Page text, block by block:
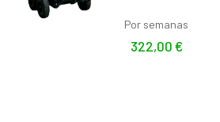
Por semanas
322,00 €